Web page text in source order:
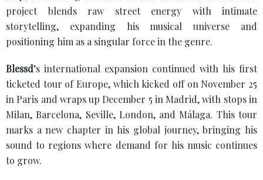
project blends raw street energy with intimate
storytelling, expanding his musical universe and
positioning him as a singular force in the genre.
Blessd’s international expansion continued with his first
ticketed tour of Europe, which kicked off on November 25
in Paris and wraps up December 5 in Madrid, with stops in
Milan, Barcelona, Seville, London, and Málaga. This tour
marks a new chapter in his global journey, bringing his
sound to regions where demand for his music continues
to grow.